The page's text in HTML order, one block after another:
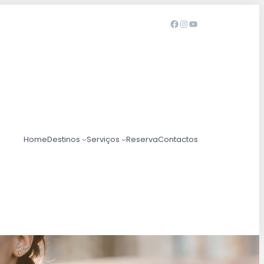
HomeDestinos Serviços ReservaContactos